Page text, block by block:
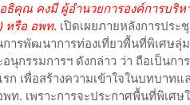
ธิคุณ คงมี ผู้อำนวยการองค์การบริ
หรือ อพท. เปิดเผยภายหลังการปร
ารพัฒนาการท่องเที่ยวพื้นที่พิเศษลุ่
นุกรรมการฯ ดังกล่าว ว่า ถือเป็นก
รก เพื่อสร้างความเข้าใจในบทบา
ท. เพราะการจะประกาศพื้นที่พิเศ